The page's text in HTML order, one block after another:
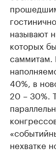
называют
которых
саммитам.
40%, в
20 – 30%.
нехватке